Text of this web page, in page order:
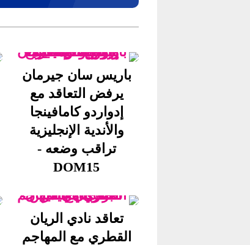
باريس سان جيرمان
يرفض التعاقد مع
إدواردو كامافينجا
والأندية الإنجليزية
تراقب وضعه -
DOM15
تعاقد نادي الريان
القطري مع المهاجم